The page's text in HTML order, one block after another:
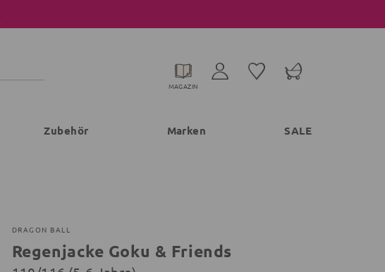
MAGAZIN
Zubehör Marken SALE
DRAGON BALL
Regenjacke Goku & Friends